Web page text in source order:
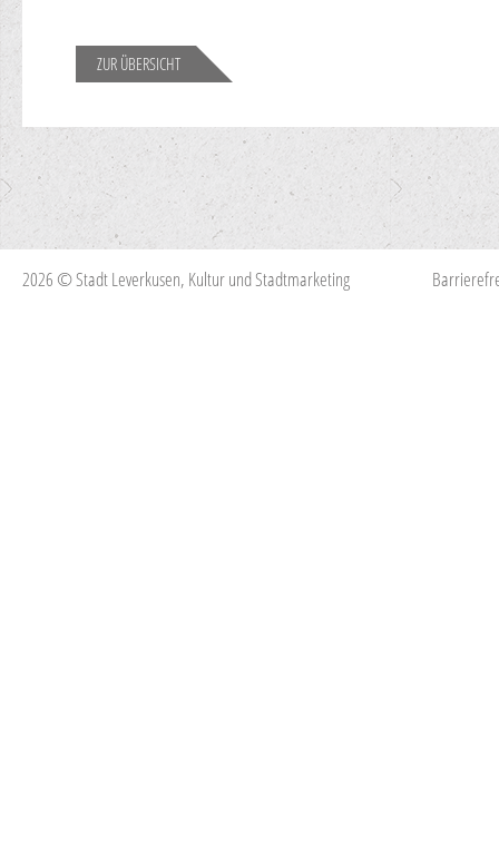
ZUR ÜBERSICHT
2026 © Stadt Leverkusen, Kultur und Stadtmarketing